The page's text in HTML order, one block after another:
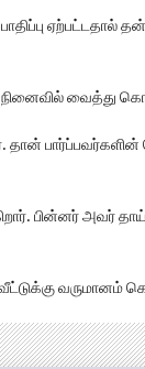
வைத்து
தான்
பின்னர் அவர்
வருமானம்